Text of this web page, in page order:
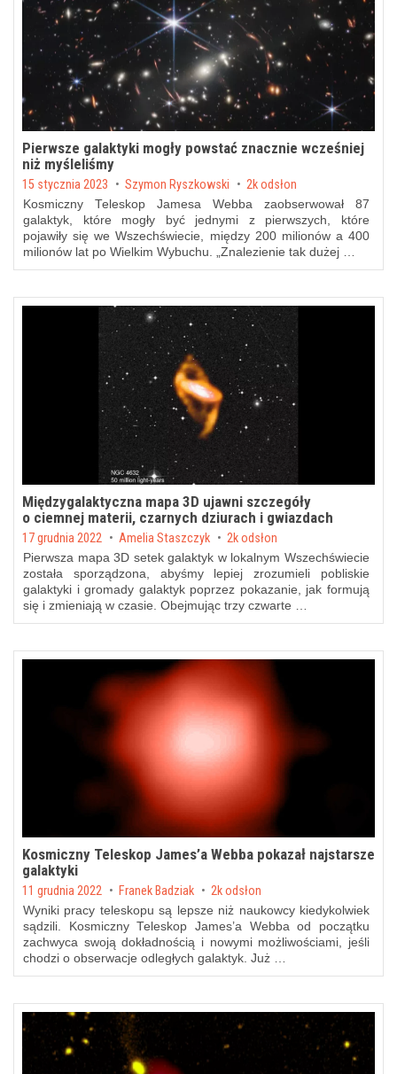
Pierwsze galaktyki mogły powstać znacznie wcześniej
niż myśleliśmy
Posted on
15 stycznia 2023 bySzymon Ryszkowski 2k odsłon
Kosmiczny Teleskop Jamesa Webba zaobserwował 87
galaktyk, które mogły być jednymi z pierwszych, które
pojawiły się we Wszechświecie, między 200 milionów a 400
milionów lat po Wielkim Wybuchu. „Znalezienie tak dużej …
Międzygalaktyczna mapa 3D ujawni szczegóły
o ciemnej materii, czarnych dziurach i gwiazdach
Posted on
17 grudnia 2022 by Amelia Staszczyk 2k odsłon
Pierwsza mapa 3D setek galaktyk w lokalnym Wszechświecie
została sporządzona, abyśmy lepiej zrozumieli pobliskie
galaktyki i gromady galaktyk poprzez pokazanie, jak formują
się i zmieniają w czasie. Obejmując trzy czwarte …
Kosmiczny Teleskop James’a Webba pokazał najstarsze
galaktyki
Posted on
11 grudnia 2022 by Franek Badziak 2k odsłon
Wyniki pracy teleskopu są lepsze niż naukowcy kiedykolwiek
sądzili. Kosmiczny Teleskop James’a Webba od początku
zachwyca swoją dokładnością i nowymi możliwościami, jeśli
chodzi o obserwacje odległych galaktyk. Już …